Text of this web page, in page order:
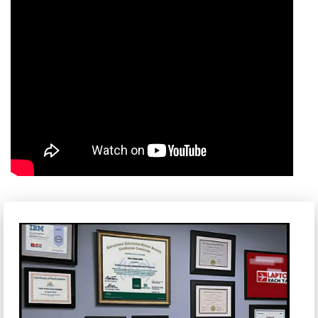
và xử lý các tác vụ đa nhiệm cơ bản. Ổ cứng HDD dung
lượng 1TB cung cấp không gian lưu trữ rộng rãi cho tài liệu,
Card đồ họa tích hợp Intel HD Graphics 620 đủ khả năng xử
lý các tác vụ đồ họa cơ bản, xem video HD và chơi một số
game nhẹ. Đối với những nhu cầu cao hơn về đồ họa hoặc
chơi game nặng, bạn sẽ cần đến các máy tính có card đồ
họa rời mạnh mẽ hơn.